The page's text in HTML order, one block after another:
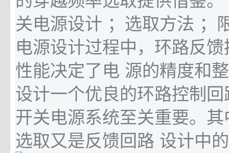
关电源设计 ；选取方法 ；
电源设计过程中，环路反
性能决定了电 源的精度和
设计一个优良的环路控制
开关电源系统至关重要。
选取又是反馈回路 设计中